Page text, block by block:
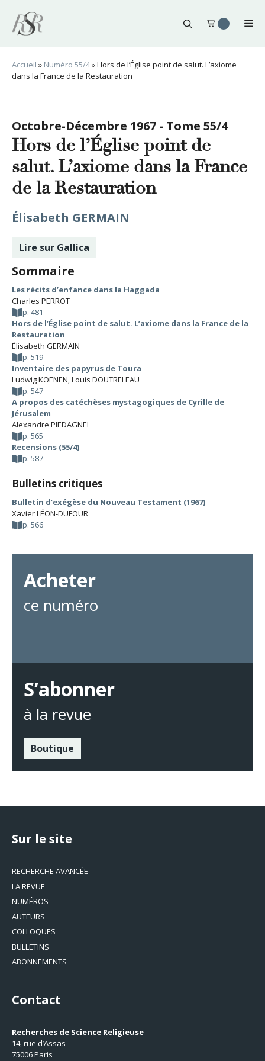
contenu
Accueil » Numéro 55/4»Hors de l’Église point de salut. L’axiome
dans la France de la Restauration
Octobre-Décembre 1967 - Tome 55/4
Hors de l’Église point de
salut. L’axiome dans la France
de la Restauration
Élisabeth GERMAIN
Lire sur Gallica
Sommaire
Les récits d’enfance dans la Haggada
Charles PERROT
p. 481
Hors de l’Église point de salut. L’axiome dans la France de la
Restauration
Élisabeth GERMAIN
p. 519
Inventaire des papyrus de Toura
Ludwig KOENEN,Louis DOUTRELEAU
p. 547
A propos des catéchèses mystagogiques de Cyrille de
Jérusalem
Alexandre PIEDAGNEL
p. 565
Recensions (55/4)
p. 587
Bulletins critiques
Bulletin d’exégèse du Nouveau Testament (1967)
Xavier LÉON-DUFOUR
p. 566
Acheter
ce numéro
S’abonner
à la revue
Boutique
Sur le site
RECHERCHE AVANCÉE
LA REVUE
NUMÉROS
AUTEURS
COLLOQUES
BULLETINS
ABONNEMENTS
Contact
Recherches de Science Religieuse
14, rue d’Assas
75006 Paris